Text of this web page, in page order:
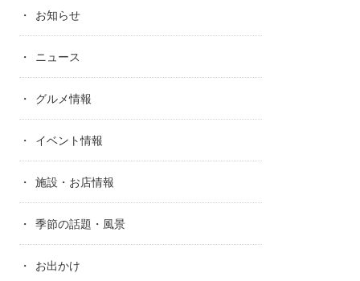
お知らせ
ニュース
グルメ情報
イベント情報
施設・お店情報
季節の話題・風景
お出かけ